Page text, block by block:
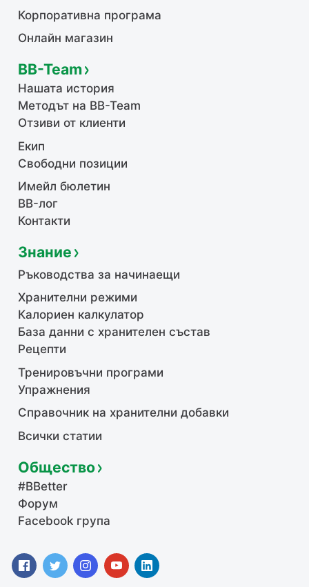
Корпоративна програма
Онлайн магазин
BB-Team
Нашата история
Методът на BB-Team
Отзиви от клиенти
Екип
Свободни позиции
Имейл бюлетин
BB-лог
Контакти
Знание
Ръководства за начинаещи
Хранителни режими
Калориен калкулатор
База данни с хранителен състав
Рецепти
Тренировъчни програми
Упражнения
Справочник на хранителни добавки
Всички статии
Общество
#BBetter
Форум
Facebook група